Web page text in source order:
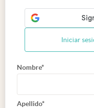
Iniciar
Nombre*
Apellido*